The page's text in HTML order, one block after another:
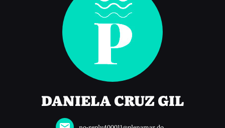
DANIELA CRUZ GIL